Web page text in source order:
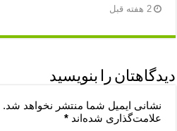
2 هفته قبل
دیدگاهتان را بنویسید
نشانی ایمیل شما منتشر نخواهد شد.
علامت‌گذاری شده‌اند*